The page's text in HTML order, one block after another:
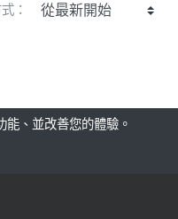
：
能、並改善您的體驗。